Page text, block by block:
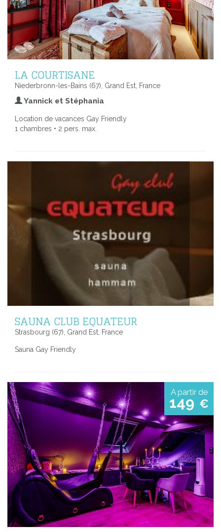
LA COURTISANE
Niederbronn-les-Bains (67), Grand Est, France
Yannick et Stéphania
Location de vacances Gay Friendly
1 chambres • 2 pers. max.
SAUNA CLUB EQUATEUR
Strasbourg (67), Grand Est, France
Sauna Gay Friendly
A partir de
149 €